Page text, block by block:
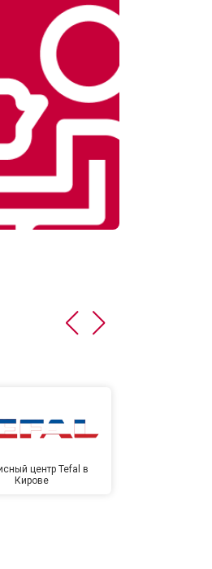
центр Tefal в
Кирове